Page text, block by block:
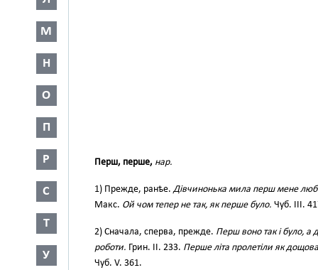
М
Н
О
П
Р
С
Т
У
Перш, перше, нар.
1) Прежде, ранѣе.Дівчинонька мила перш мене
Макс. Ой чом тепер не так, як перше було. Чуб. III.
2) Сначала, сперва, прежде. Перш воно так і було, а
роботи. Грин. II. 233. Перше літа пролетіли як
Чуб. V. 361.